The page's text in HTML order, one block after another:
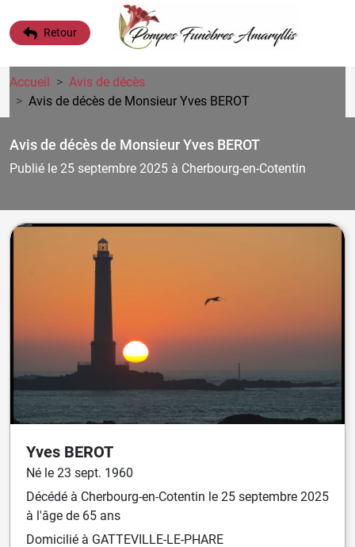
Retour
Accueil
Avis de décès
Avis de décès de Monsieur Yves BEROT
Avis de décès de Monsieur Yves BEROT
Publié le 25 septembre 2025 à Cherbourg-en-Cotentin
Yves BEROT
Né le 23 sept. 1960
Décédé à Cherbourg-en-Cotentin le 25 septembre 2025
à l'âge de 65 ans
Domicilié à GATTEVILLE-LE-PHARE